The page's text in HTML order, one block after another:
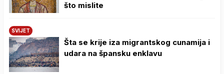
što mislite
SVIJET
Šta se krije iza migrantskog cunamija i
udara na špansku enklavu